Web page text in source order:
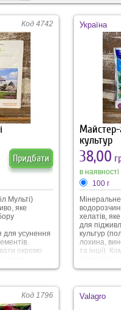
Код 4742
Придбати
Мульті)
яке
для усунення
окремо
підвищує
Україна
Майстер-
культур
38,00
в наявності
100 г
хелатів,
для
культур
лохина,
та інші).
кількість
Код 1796 Valagro